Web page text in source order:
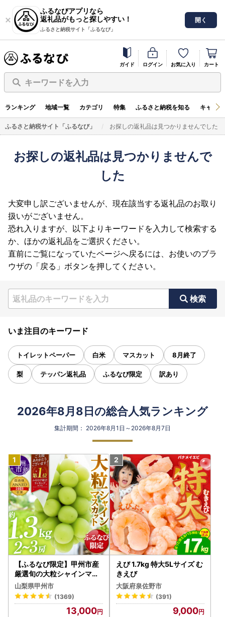
ふるなびアプリなら
返礼品がもっと探しやすい！
ふるさと納税サイト「ふるなび」
開く
ガイド ログイン お気に入り カート
キーワードを入力
ランキング 地域一覧 カテゴリ 特集 ふるさと納税を知る キャン
ふるさと納税サイト「ふるなび」 お探しの返礼品は見つかりませんでした
お探しの返礼品は見つかりませんで
した
大変申し訳ございませんが、現在該当する返礼品のお取り
扱いがございません。
恐れ入りますが、以下よりキーワードを入力して検索する
か、ほかの返礼品をご選択ください。
直前にご覧になっていたページへ戻るには、お使いのブラ
ウザの「戻る」ボタンを押してください。
検索
いま注目のキーワード
トイレットペーパー 白米 マスカット 8月終了
梨 テッパン返礼品 ふるなび限定 訳あり
2026年8月8日の総合人気ランキング
集計期間： 2026年8月1日～2026年8月7日
【ふるなび限定】甲州市産
厳選旬の大粒シャインマス
カット 約1.3kg 2～3房【2
026年発送】（MG）B12-
472 FN-Limited-VO シャ
インマスカット フルーツ
山梨県甲州市
(1369)
13,000
えび 1.7kg 特大5Lサイズ む
きえび
大阪府泉佐野市
(391)
9,000